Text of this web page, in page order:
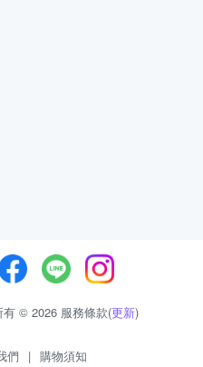
有 © 2026 服務條款(更新)
們 | 購物須知